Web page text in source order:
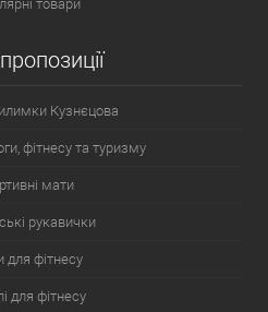
товари
Кузнєцова
фітнесу та туризму
мати
рукавички
для фітнесу
для фітнесу